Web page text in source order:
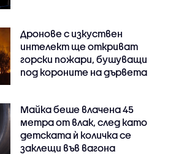
Дронове с изкуствен
интелект ще откриват
горски пожари, бушуващи
под короните на дървета
Майка беше влачена 45
метра от влак, след като
детската ѝ количка се
заклещи във вагона